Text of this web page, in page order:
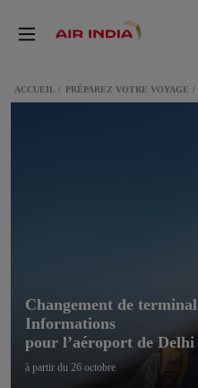
ACCUEIL PRÉPAREZ VOTRE VOYAGE
Changement de terminal
Informations
pour l’aéroport de Delhi
à partir du 26 octobre